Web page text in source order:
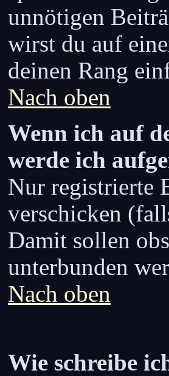
unnötigen
wirst du auf
deinen Rang
Nach oben
Wenn ich auf
werde ich
Nur registrierte
verschicken
Damit sollen
unterbunden
Nach oben
Wie schreibe